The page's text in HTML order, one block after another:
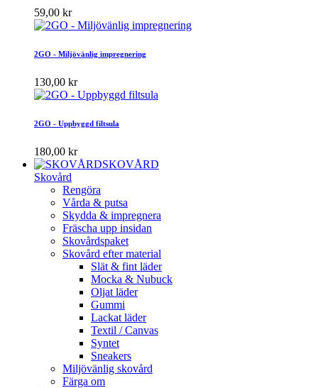
59,00 kr
2GO - Miljövänlig impregnering
130,00 kr
2GO - Uppbyggd filtsula
180,00 kr
SKOVÅRD
Skovård
Rengöra
Vårda & putsa
Skydda & impregnera
Fräscha upp insidan
Skovårdspaket
Skovård efter material
Slät & fint läder
Mocka & Nubuck
Oljat läder
Gummi
Lackat läder
Textil / Canvas
Syntet
Sneakers
Miljövänlig skovård
Färga om